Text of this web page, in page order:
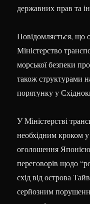
державних прав та
Повідомляється, що
Міністерство
морської безпеки
також структурами
порятунку у
У Міністерстві
необхідним кроком
оголошення
переговорів щодо
схід від острова
серйозним